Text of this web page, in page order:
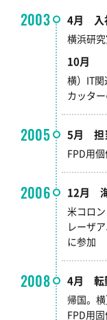
2003 4月 入
横浜研
10月
横）IT
カッタ
2005 5月 担
FPD用
2006 12月
米コロ
レーザ
に参加
2008 4月 転
帰国。
FPD用